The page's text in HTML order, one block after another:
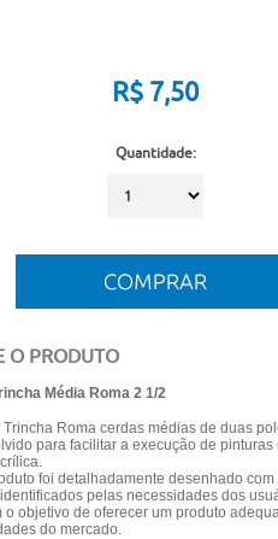
R$ 7,50
Quantidade:
O PRODUTO
Média Roma 2 1/2
Trincha Roma cerdas médias de duas
para facilitar a execução de pinturas
foi detalhadamente desenhado com
pelas necessidades dos
o objetivo de oferecer um produto
do mercado.